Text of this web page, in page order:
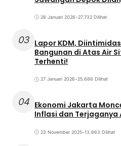
28 Januari 2026•27.732 Dilihat
03 Lapor KDM,
Bangunan di Atas Air
Terhenti!
27 Januari 2026•25.686 Dilihat
04 Ekonomi Jakarta
Inflasi dan
23 November 2025•13.663 Dilihat